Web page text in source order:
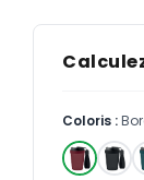
Liasses
Carnets
GRAND
Coloris :